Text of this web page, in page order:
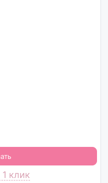
клик